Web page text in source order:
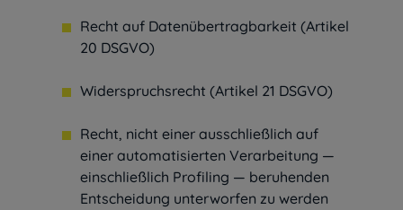
Recht auf Datenübertragbarkeit (Artikel
20 DSGVO)
Widerspruchsrecht (Artikel 21 DSGVO)
Recht, nicht einer ausschließlich auf
einer automatisierten Verarbeitung —
einschließlich Profiling — beruhenden
Entscheidung unterworfen zu werden